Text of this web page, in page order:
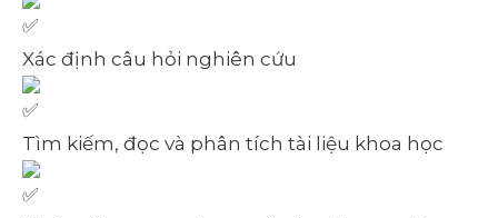
Xác định câu hỏi nghiên cứu
Tìm kiếm, đọc và phân tích tài liệu khoa học